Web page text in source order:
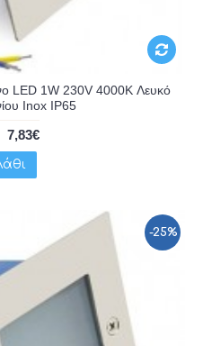
LED 1W 230V 4000K Λευκό
Inox IP65
7,83€
-25%